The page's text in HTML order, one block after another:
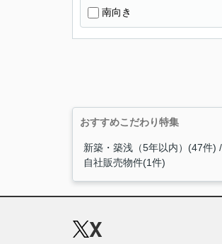
南向き
おすすめこだわり特集
新築・築浅（5年以内）(47件)
自社販売物件(1件)
X